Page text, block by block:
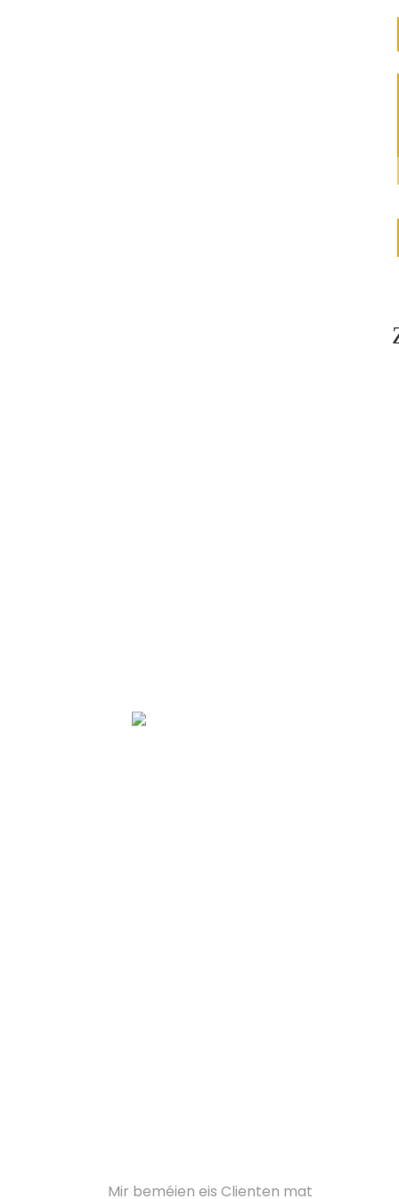
Mir beméien eis Clienten mat